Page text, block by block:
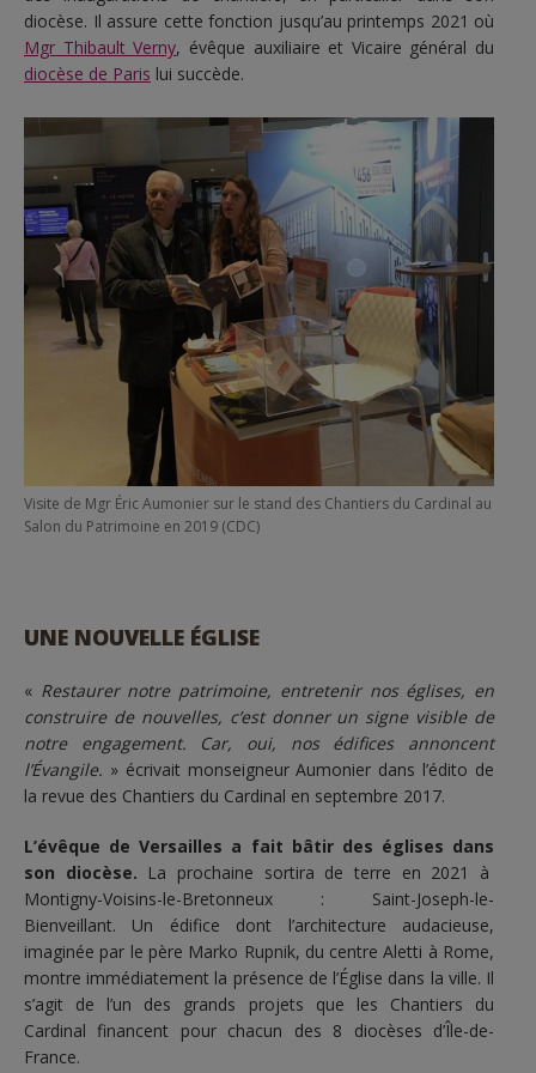
diocèse. Il assure cette fonction jusqu’au printemps 2021 où
Mgr Thibault Verny, évêque auxiliaire et Vicaire général du
diocèse de Paris lui succède.
Visite de Mgr Éric Aumonier sur le stand des Chantiers du Cardinal au
Salon du Patrimoine en 2019 (CDC)
UNE NOUVELLE ÉGLISE
« Restaurer notre patrimoine, entretenir nos églises, en
construire de nouvelles, c’est donner un signe visible de
notre engagement. Car, oui, nos édifices annoncent
l’Évangile. » écrivait monseigneur Aumonier dans l’édito de
la revue des Chantiers du Cardinal en septembre 2017.
L’évêque de Versailles a fait bâtir des églises dans
son diocèse. La prochaine sortira de terre en 2021 à
Montigny-Voisins-le-Bretonneux : Saint-Joseph-le-
Bienveillant. Un édifice dont l’architecture audacieuse,
imaginée par le père Marko Rupnik, du centre Aletti à Rome,
montre immédiatement la présence de l’Église dans la ville. Il
s’agit de l’un des grands projets que les Chantiers du
Cardinal financent pour chacun des 8 diocèses d’Île-de-
France.